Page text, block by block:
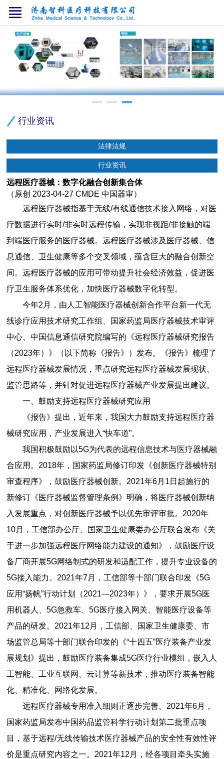
行业资讯
法律法规
行业资讯
远程医疗器械：数字化融合创新集合体
（原创 2023-04-27 CMDE 中国器审）
远程医疗器械指基于无线/有线通信技术接入网络，对医
疗数据进行实时/非实时远程传输，实现非视距/非接触的端
到端医疗服务的医疗器械。远程医疗器械涉及医疗器械、信
息通信、卫生健康等多个交叉领域，蕴含巨大的融合创新空
间。远程医疗器械的应用可带动提升社会经济效益，促进医
疗卫生服务体系优化，加快医疗器械数字化转型。
今年2月，由人工智能医疗器械创新合作平台新一代无
线诊疗应用技术研究工作组、国家药监局医疗器械技术审评
中心、中国信息通信研究院编写的《远程医疗器械研究报告
（2023年）》（以下简称《报告》）发布。《报告》梳理了
远程医疗器械发展情况，重点研究远程医疗器械发展现状、
监管思路等，并针对促进远程医疗器械产业发展提出建议。
一、鼓励支持远程医疗器械研究应用
《报告》提出，近年来，我国大力鼓励支持远程医疗器
械研究应用，产业发展进入“快车道”。
我国积极鼓励以5G为代表的远程信息技术与医疗器械融
合应用。2018年，国家药监局修订印发《创新医疗器械特别
审查程序》，鼓励医疗器械创新。2021年6月1日起施行的
新修订《医疗器械监督管理条例》明确，将医疗器械创新纳
入发展重点，对创新医疗器械予以优先审评审批。2020年
10月，工信部办公厅、国家卫生健康委办公厅联合发布《关
于进一步加强远程医疗网络能力建设的通知》，鼓励医疗设
备厂商开展5G网络制式的研发和适配工作，提升专业设备的
5G接入能力。2021年7月，工信部等十部门联合印发《5G
应用“扬帆”行动计划（2021—2023年）》，要求开展5G医
用机器人、5G急救车、5G医疗接入网关、智能医疗设备等
产品的研发。2021年12月，工信部、国家卫生健康委、市
场监管总局等十部门联合印发的《“十四五”医疗装备产业发
展规划》提出，鼓励医疗装备集成5G医疗行业模组，嵌入人
工智能、工业互联网、云计算等新技术，推动医疗装备智能
化、精准化、网络化发展。
远程医疗器械专用准入细则正逐步完善。2021年6月，
国家药监局发布中国药品监管科学行动计划第二批重点项
目，基于远程/无线传输技术医疗器械产品的安全性有效性评
价是重点研究内容之一。2021年12月，经各项目牵头实施